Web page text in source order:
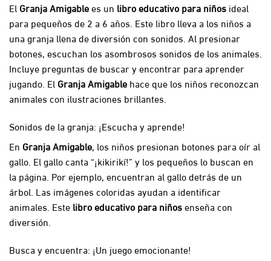
El Granja Amigablees un libro educativo para niños ideal
para pequeños de 2 a 6 años. Este libro lleva a los niños a
una granja llena de diversión con sonidos. Al presionar
botones, escuchan los asombrosos sonidos de los animales.
Incluye preguntas de buscar y encontrar para aprender
jugando. El Granja Amigable hace que los niños reconozcan
animales con ilustraciones brillantes.
Sonidos de la granja: ¡Escucha y aprende!
En Granja Amigable, los niños presionan botones para oír al
gallo. El gallo canta “¡kikirikí!” y los pequeños lo buscan en
la página. Por ejemplo, encuentran al gallo detrás de un
árbol. Las imágenes coloridas ayudan a identificar
animales. Este libro educativo para niñosenseña con
diversión.
Busca y encuentra: ¡Un juego emocionante!